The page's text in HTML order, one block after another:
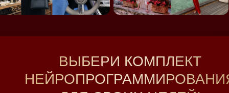
ВЫБЕРИ КОМПЛЕКТ